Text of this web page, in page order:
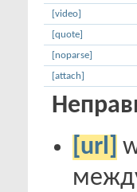
[video]
[quote]
[noparse]
[attach]
[url]